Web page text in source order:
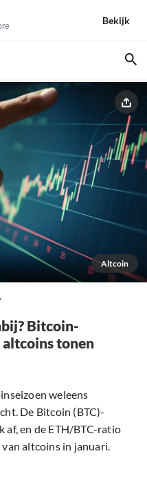
Bekijk
Altcoin
Bitcoin-
tonen
weleens
De Bitcoin (BTC)-
en de ETH/BTC-ratio
altcoins in januari.